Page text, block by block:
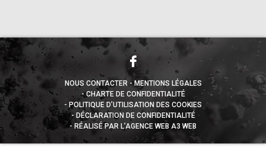
NOUS CONTACTER
MENTIONS LÉGALES
CHARTE DE CONFIDENTIALITÉ
POLITIQUE D’UTILISATION DES COOKIES
DÉCLARATION DE CONFIDENTIALITÉ
RÉALISÉ PAR L’AGENCE WEB A3 WEB